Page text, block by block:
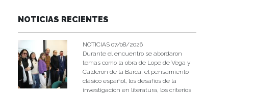
NOTICIAS RECIENTES
NOTICIAS 07/08/2026
Durante el encuentro se abordaron
temas como la obra de Lope de Vega y
Calderón de la Barca, el pensamiento
clásico español, los desafíos de la
investigación en literatura, los criterios